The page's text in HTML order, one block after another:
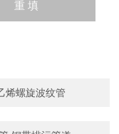
烯螺旋波纹管